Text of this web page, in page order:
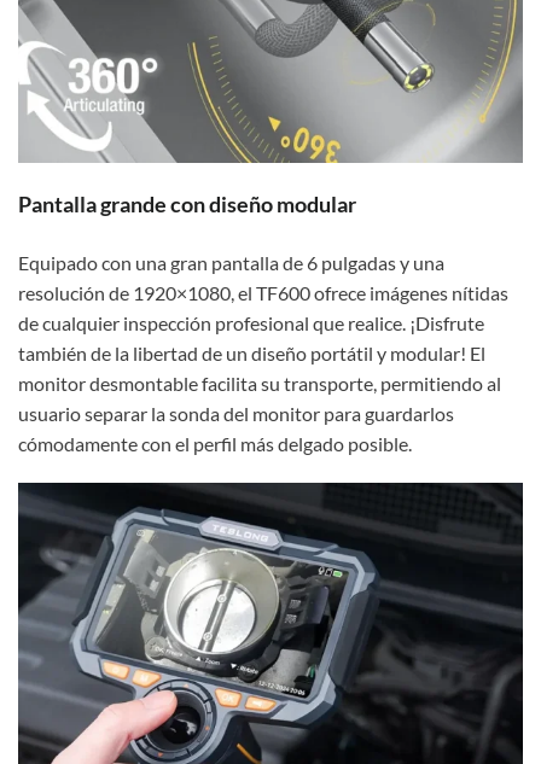
Pantalla grande con diseño modular
Equipado con una gran pantalla de 6 pulgadas y una
resolución de 1920×1080, el TF600 ofrece imágenes nítidas
de cualquier inspección profesional que realice. ¡Disfrute
también de la libertad de un diseño portátil y modular! El
monitor desmontable facilita su transporte, permitiendo al
usuario separar la sonda del monitor para guardarlos
cómodamente con el perfil más delgado posible.